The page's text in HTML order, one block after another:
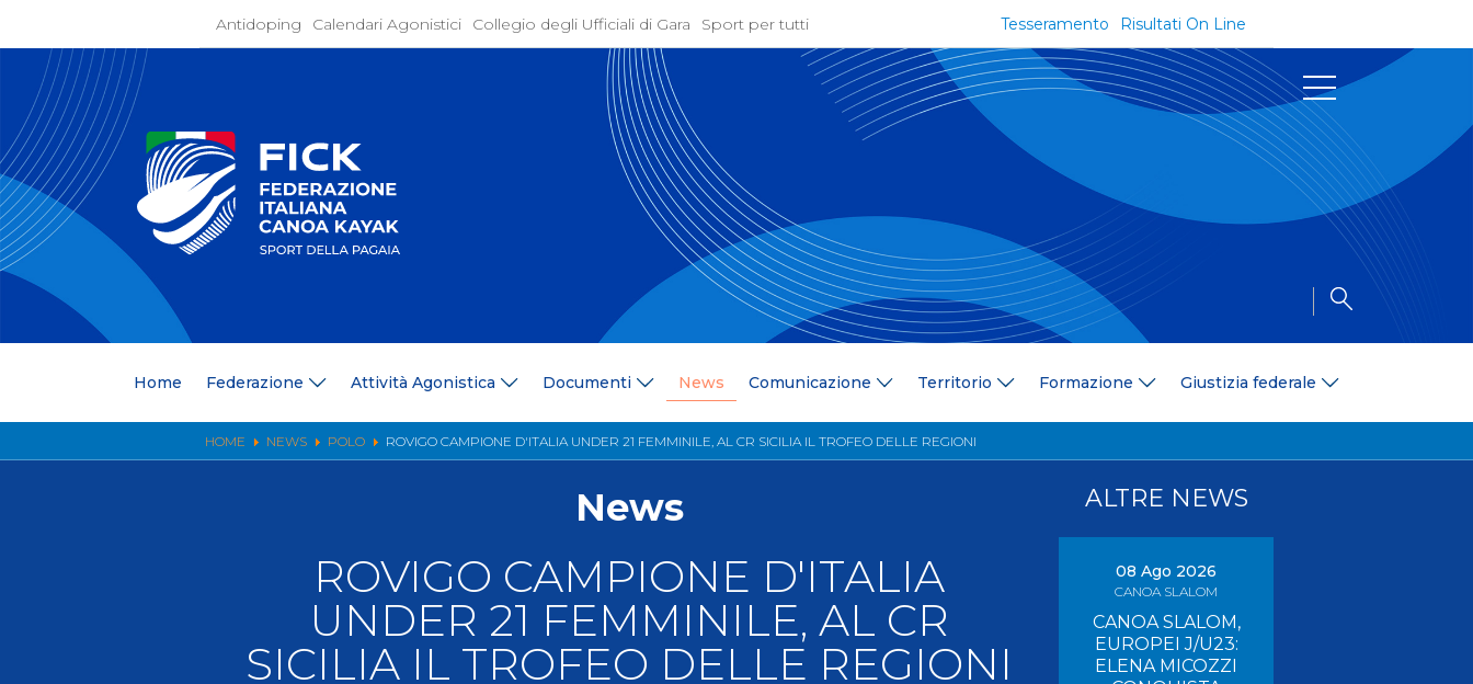
Antidoping Calendari Agonistici Collegio degli Ufficiali di Gara Sport per tutti Risultati On Line
Tesseramento
Home Federazione Attività Agonistica Documenti News Comunicazione Territorio Formazione Giustizia federale
HOME NEWS POLO ROVIGO CAMPIONE D'ITALIA UNDER 21 FEMMINILE, AL CR SICILIA IL TROFEO DELLE REGIONI
Home
Whistleblowing
Attività Agonistica
Convocazioni
Documentazione Tecnica
Risultati On Line
Classifiche
FICK Coach
Dual Career
Documenti
Regolamenti e Codici
Delibere
Amministrazione Trasparente
News Comunicazione
Ufficio Stampa
Territorio
Comitati/Delegati Regionali
Formazione
Pagaia Azzurra
Nuova Canoa Ricerca
Canoa Kayak on-line
Convegni e Documenti
Albo Tecnici
News
ROVIGO CAMPIONE D'ITALIA
UNDER 21 FEMMINILE, AL CR
SICILIA IL TROFEO DELLE REGIONI
ALTRE NEWS
08 Ago 2026
CANOA SLALOM
CANOA SLALOM,
EUROPEI J/U23:
ELENA MICOZZI